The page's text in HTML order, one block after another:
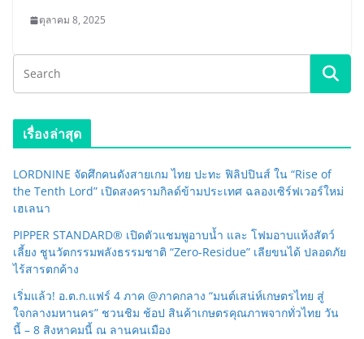
ตุลาคม 8, 2025
เรื่องล่าสุด
LORDNINE จัดศึกคนดังสายเกม ไทย ปะทะ ฟิลิปปินส์ ใน “Rise of
the Tenth Lord” เปิดสงครามกิลด์ข้ามประเทศ ฉลองเซิร์ฟเวอร์ใหม่
เฮเลนา
PIPPER STANDARD® เปิดตัวแชมพูอาบน้ำ และ โฟมอาบแห้งสัตว์
เลี้ยง ชูนวัตกรรมพลังธรรมชาติ “Zero-Residue” เลียขนได้ ปลอดภัย
ไร้สารตกค้าง
เริ่มแล้ว! อ.ต.ก.แฟร์ 4 ภาค @ภาคกลาง “มนต์เสน่ห์เกษตรไทย สู่
ใจกลางมหานคร” ชวนชิม ช้อป สินค้าเกษตรคุณภาพจากทั่วไทย วัน
นี้ – 8 สิงหาคมนี้ ณ ลานคนเมือง